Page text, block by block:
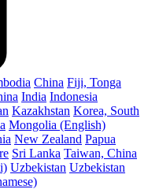
China Fiji, Tonga
India Indonesia
Kazakhstan Korea, South
Mongolia (English)
New Zealand Papua
Sri Lanka Taiwan, China
Uzbekistan Uzbekistan